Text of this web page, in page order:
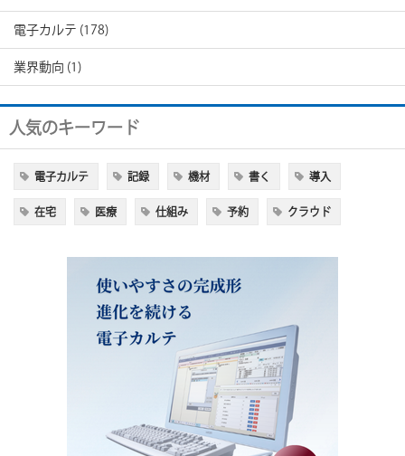
電子カルテ (178)
業界動向 (1)
人気のキーワード
電子カルテ 記録 機材 書く 導入
在宅 医療 仕組み 予約 クラウド